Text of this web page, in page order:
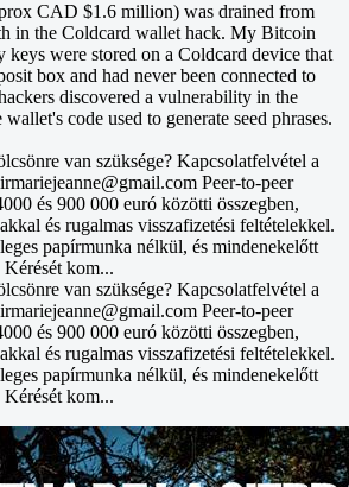
CAD $1.6 million) was drained from
in the Coldcard wallet hack. My Bitcoin
keys were stored on a Coldcard device that
box and had never been connected to
discovered a vulnerability in the
code used to generate seed phrases.
van szüksége? Kapcsolatfelvétel a
Peer-to-peer
és 900 000 euró közötti összegben,
és rugalmas visszafizetési feltételekkel.
papírmunka nélkül, és mindenekelőtt
kom...
van szüksége? Kapcsolatfelvétel a
Peer-to-peer
és 900 000 euró közötti összegben,
és rugalmas visszafizetési feltételekkel.
papírmunka nélkül, és mindenekelőtt
kom...